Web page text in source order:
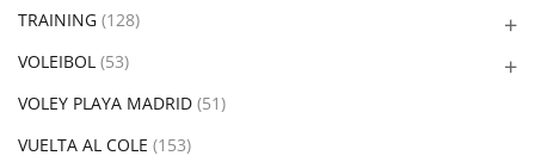
TRAINING (128)
VOLEIBOL (53)
VOLEY PLAYA MADRID (51)
VUELTA AL COLE (153)